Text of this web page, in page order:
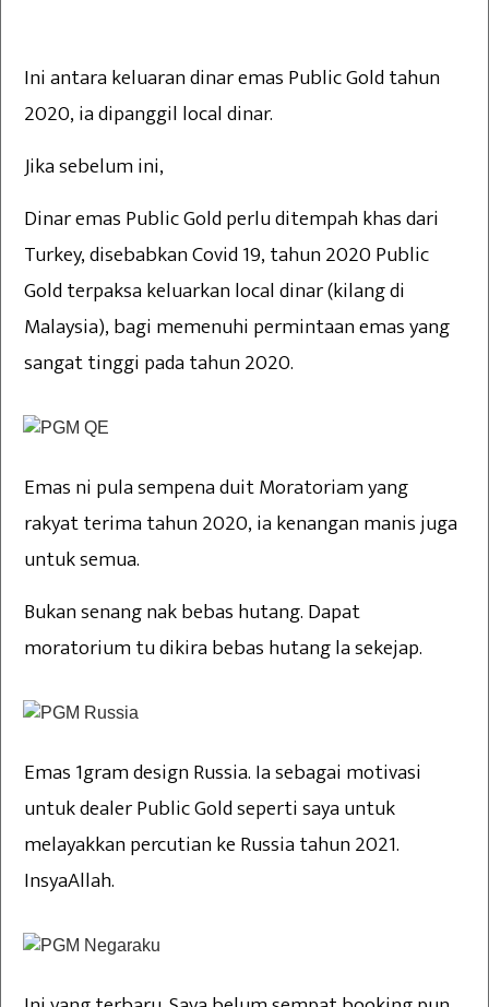
Ini antara keluaran dinar emas Public Gold tahun
2020, ia dipanggil local dinar.
Jika sebelum ini,
Dinar emas Public Gold perlu ditempah khas dari
Turkey, disebabkan Covid 19, tahun 2020 Public
Gold terpaksa keluarkan local dinar (kilang di
Malaysia), bagi memenuhi permintaan emas yang
sangat tinggi pada tahun 2020.
Emas ni pula sempena duit Moratoriam yang
rakyat terima tahun 2020, ia kenangan manis juga
untuk semua.
Bukan senang nak bebas hutang. Dapat
moratorium tu dikira bebas hutang la sekejap.
Emas 1gram design Russia. Ia sebagai motivasi
untuk dealer Public Gold seperti saya untuk
melayakkan percutian ke Russia tahun 2021.
InsyaAllah.